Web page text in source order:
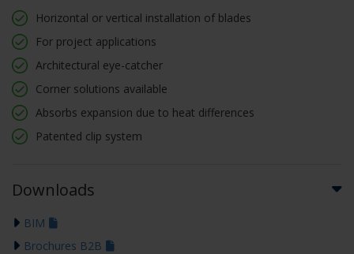
Horizontal or vertical installation of blades
For project applications
Architectural eye-catcher
Corner solutions available
Absorbs expansion due to heat differences
Patented clip system
Downloads
BIM
Brochures B2B